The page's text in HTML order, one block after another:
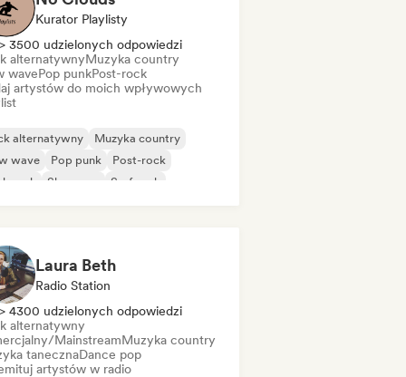
Kurator Playlisty
> 3500 udzielonych odpowiedzi
alternatywnyMuzyka country
wavePop punkPost-rock
artystów do moich wpływowych
alternatywny
Muzyka country
wave
Pop punk
Post-rock
rock
Shoegaze Surf rock
Laura Beth
Radio Station
> 4300 udzielonych odpowiedzi
alternatywny
MainstreamMuzyka country
tanecznaDance pop
artystów w radio